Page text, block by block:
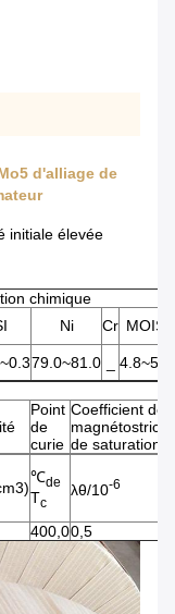
d'alliage de
initiale élevée
chimique
Ni Cr MOIS
79.0~81.0 4.8~5.2
Point
de
curie
Coefficient de
de saturation
℃de
Tc
λθ/10-6
400,00,5